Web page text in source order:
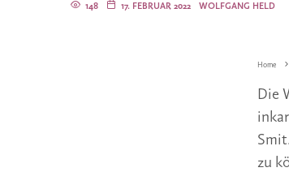
WOLFGANG HELD
17. FEBRUAR 2022
148
Home
Die
zu